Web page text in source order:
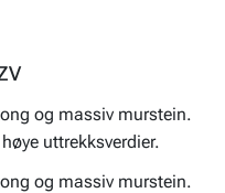
og massiv murstein.
uttrekksverdier.
og massiv murstein.